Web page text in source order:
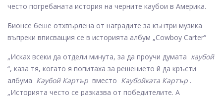
често погребаната история на черните каубои в Америка.
Бионсе беше отхвърлена от наградите за кънтри музика
въпреки вписващия се в историята албум „Cowboy Carter“
„Исках всеки да отдели минута, за да проучи думата каубой
“, каза тя, когато я попитаха за решението й да кръсти
албума Каубой Картър вместо Каубойката Картър .
„Историята често се разказва от победителите. А